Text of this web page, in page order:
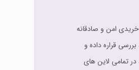
خریدی امن و صادقانه
قراره داده و
فیشال ، در تمامی لاین های